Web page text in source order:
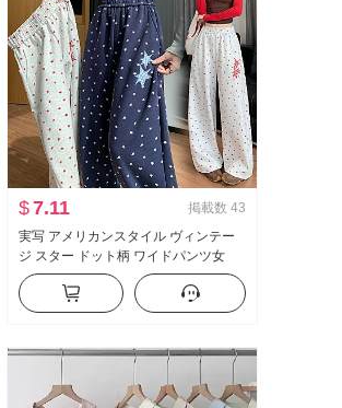
$7.11 掲載数 43
実写 アメリカンスタイル ヴィンテー
ジ スター ドット柄 ワイドパンツ女
2026 秋 新品 ファッション ルーズフィ
ット スリム効果 カジュアルパンツ